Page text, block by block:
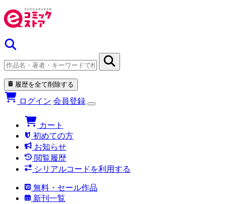
履歴を全て削除する
ログイン 会員登録
カート
初めての方
お知らせ
閲覧履歴
シリアルコードを利用する
無料・セール作品
新刊一覧